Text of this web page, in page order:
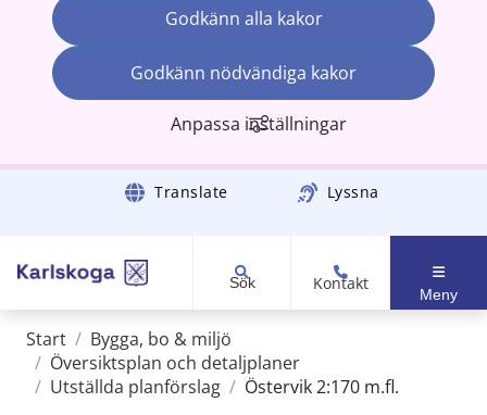
Godkänn alla kakor
Godkänn nödvändiga kakor
Anpassa inställningar
Gå till innehåll Translate Lyssna
Sök Kontakt
Meny
Start / Bygga, bo & miljö
/ Översiktsplan och detaljplaner
/ Utställda planförslag / Östervik 2:170 m.fl.